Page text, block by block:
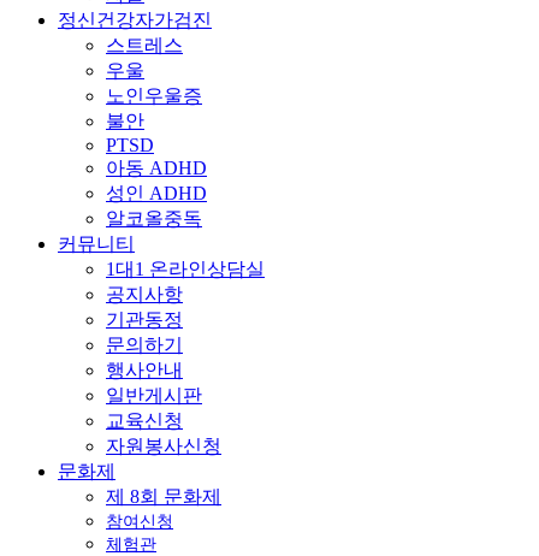
정신건강자가검진
스트레스
우울
노인우울증
불안
PTSD
아동 ADHD
성인 ADHD
알코올중독
커뮤니티
1대1 온라인상담실
공지사항
기관동정
문의하기
행사안내
일반게시판
교육신청
자원봉사신청
문화제
제 8회 문화제
참여신청
체험관